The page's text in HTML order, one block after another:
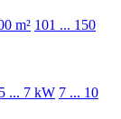
m² 101 ... 150
5 ... 7 kW 7 ... 10